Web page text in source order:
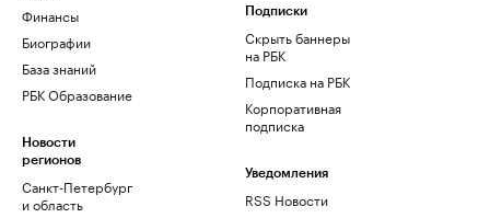
Финансы
Биографии
База знаний
РБК Образование
Новости
регионов
Санкт-Петербург
и область
Подписки
Скрыть баннеры
на РБК
Подписка на РБК
Корпоративная
подписка
Уведомления
RSS Новости